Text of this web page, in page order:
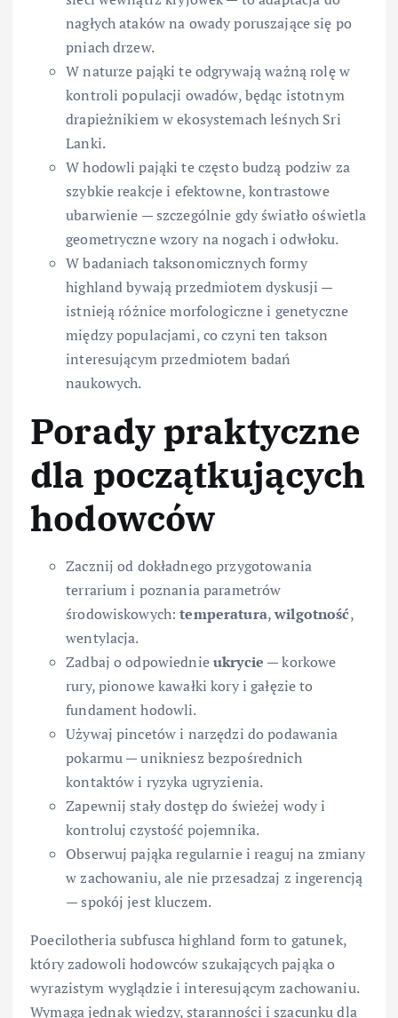
nagłych ataków na owady poruszające się po
pniach drzew.
W naturze pająki te odgrywają ważną rolę w
kontroli populacji owadów, będąc istotnym
drapieżnikiem w ekosystemach leśnych Sri
Lanki.
W hodowli pająki te często budzą podziw za
szybkie reakcje i efektowne, kontrastowe
ubarwienie — szczególnie gdy światło oświetla
geometryczne wzory na nogach i odwłoku.
W badaniach taksonomicznych formy
highland bywają przedmiotem dyskusji —
istnieją różnice morfologiczne i genetyczne
między populacjami, co czyni ten takson
interesującym przedmiotem badań
naukowych.
Porady praktyczne
dla początkujących
hodowców
Zacznij od dokładnego przygotowania
terrarium i poznania parametrów
środowiskowych:temperatura,wilgotność,
wentylacja.
Zadbaj o odpowiednieukrycie — korkowe
rury, pionowe kawałki kory i gałęzie to
fundament hodowli.
Używaj pincetów i narzędzi do podawania
pokarmu — unikniesz bezpośrednich
kontaktów i ryzyka ugryzienia.
Zapewnij stały dostęp do świeżej wody i
kontroluj czystość pojemnika.
Obserwuj pająka regularnie i reaguj na zmiany
w zachowaniu, ale nie przesadzaj z ingerencją
— spokój jest kluczem.
Poecilotheria subfusca highland form to gatunek,
który zadowoli hodowców szukających pająka o
wyrazistym wyglądzie i interesującym zachowaniu.
Wymaga jednak wiedzy, staranności i szacunku dla